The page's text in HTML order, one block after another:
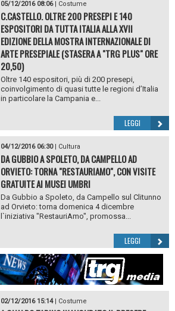
05/12/2016 08:06| Costume
C.CASTELLO. OLTRE 200 PRESEPI E 140
ESPOSITORI DA TUTTA ITALIA ALLA XVII
EDIZIONE DELLA MOSTRA INTERNAZIONALE DI
ARTE PRESEPIALE (STASERA A "TRG PLUS" ORE
20,50)
Oltre 140 espositori, più di 200 presepi,
coinvolgimento di quasi tutte le regioni d’Italia
in particolare la Campania e...
LEGGI
04/12/2016 06:30| Cultura
DA GUBBIO A SPOLETO, DA CAMPELLO AD
ORVIETO: TORNA "RESTAURIAMO", CON VISITE
GRATUITE AI MUSEI UMBRI
Da Gubbio a Spoleto, da Campello sul Clitunno
ad Orvieto: torna domenica 4 dicembre
l`iniziativa "RestauriAmo", promossa...
LEGGI
02/12/2016 15:14| Costume